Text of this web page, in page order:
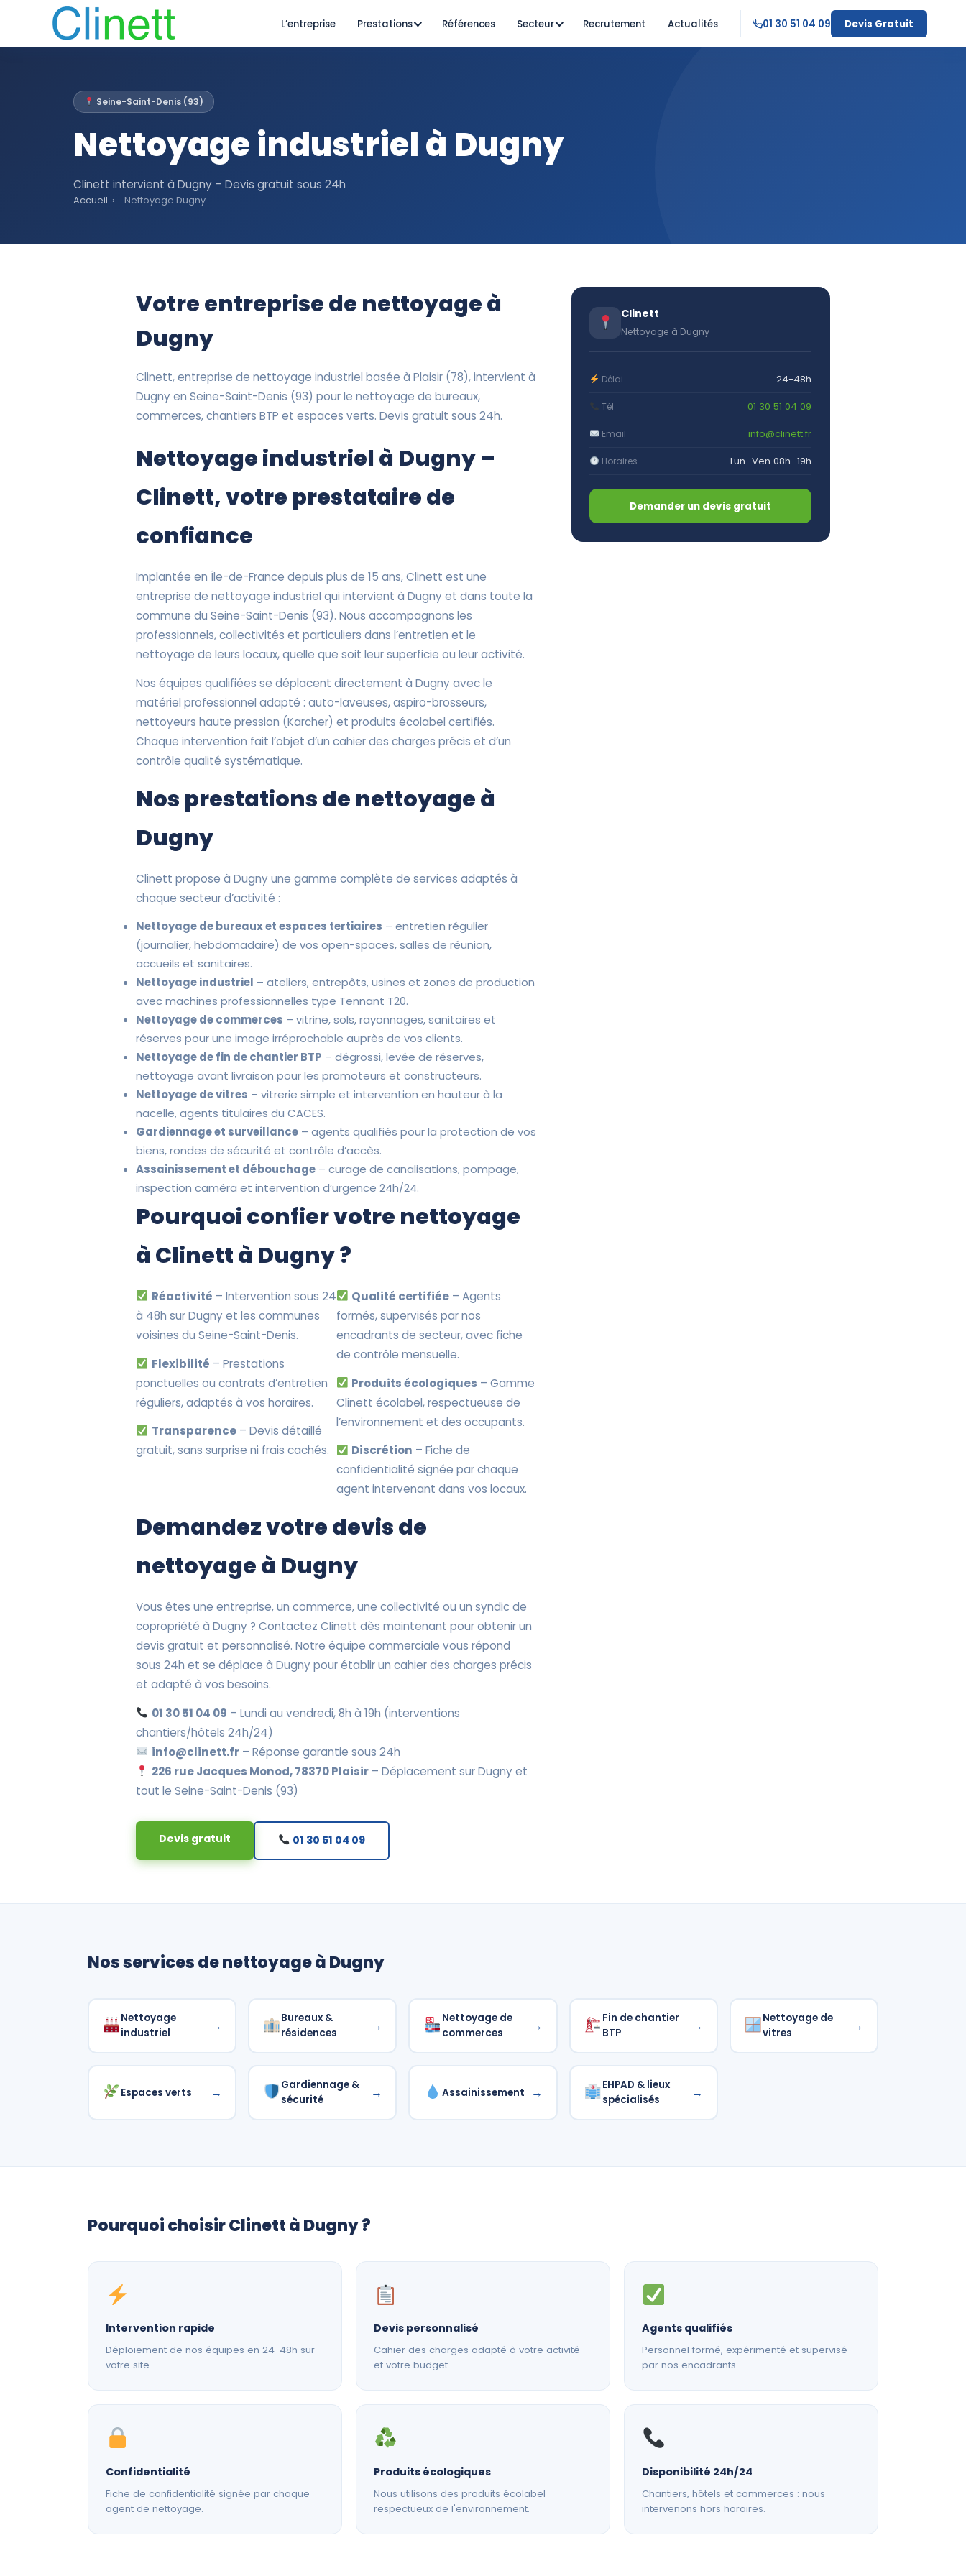
L’entreprise Prestations Références Secteur Recrutement Actualités 01 30 51 04 09 Devis Gratuit
Seine-Saint-Denis (93)
Nettoyage industriel à Dugny
Clinett intervient à Dugny – Devis gratuit sous 24h
Accueil › Nettoyage Dugny
Votre entreprise de nettoyage à
Dugny
Clinett, entreprise de nettoyage industriel basée à Plaisir (78), intervient à
Dugny en Seine-Saint-Denis (93) pour le nettoyage de bureaux,
commerces, chantiers BTP et espaces verts. Devis gratuit sous 24h.
Nettoyage industriel à Dugny –
Clinett, votre prestataire de
confiance
Implantée en Île-de-France depuis plus de 15 ans, Clinett est une
entreprise de nettoyage industriel qui intervient à Dugny et dans toute la
commune du Seine-Saint-Denis (93). Nous accompagnons les
professionnels, collectivités et particuliers dans l’entretien et le
nettoyage de leurs locaux, quelle que soit leur superficie ou leur activité.
Nos équipes qualifiées se déplacent directement à Dugny avec le
matériel professionnel adapté : auto-laveuses, aspiro-brosseurs,
nettoyeurs haute pression (Karcher) et produits écolabel certifiés.
Chaque intervention fait l’objet d’un cahier des charges précis et d’un
contrôle qualité systématique.
Nos prestations de nettoyage à
Dugny
Clinett propose à Dugny une gamme complète de services adaptés à
chaque secteur d’activité :
Nettoyage de bureaux et espaces tertiaires – entretien régulier
(journalier, hebdomadaire) de vos open-spaces, salles de réunion,
accueils et sanitaires.
Nettoyage industriel – ateliers, entrepôts, usines et zones de production
avec machines professionnelles type Tennant T20.
Nettoyage de commerces – vitrine, sols, rayonnages, sanitaires et
réserves pour une image irréprochable auprès de vos clients.
Nettoyage de fin de chantier BTP – dégrossi, levée de réserves,
nettoyage avant livraison pour les promoteurs et constructeurs.
Nettoyage de vitres – vitrerie simple et intervention en hauteur à la
nacelle, agents titulaires du CACES.
Gardiennage et surveillance – agents qualifiés pour la protection de vos
biens, rondes de sécurité et contrôle d’accès.
Assainissement et débouchage – curage de canalisations, pompage,
inspection caméra et intervention d’urgence 24h/24.
Pourquoi confier votre nettoyage
à Clinett à Dugny ?
Réactivité – Intervention sous 24
à 48h sur Dugny et les communes
voisines du Seine-Saint-Denis.
Flexibilité – Prestations
ponctuelles ou contrats d’entretien
réguliers, adaptés à vos horaires.
Transparence– Devis détaillé
gratuit, sans surprise ni frais cachés.
Qualité certifiée – Agents
formés, supervisés par nos
encadrants de secteur, avec fiche
de contrôle mensuelle.
Produits écologiques – Gamme
Clinett écolabel, respectueuse de
l’environnement et des occupants.
Discrétion – Fiche de
confidentialité signée par chaque
agent intervenant dans vos locaux.
Demandez votre devis de
nettoyage à Dugny
Vous êtes une entreprise, un commerce, une collectivité ou un syndic de
copropriété à Dugny ? Contactez Clinett dès maintenant pour obtenir un
devis gratuit et personnalisé. Notre équipe commerciale vous répond
sous 24h et se déplace à Dugny pour établir un cahier des charges précis
et adapté à vos besoins.
01 30 51 04 09 – Lundi au vendredi, 8h à 19h (interventions
chantiers/hôtels 24h/24)
info@clinett.fr– Réponse garantie sous 24h
226 rue Jacques Monod, 78370 Plaisir– Déplacement sur Dugny et
tout le Seine-Saint-Denis (93)
Devis gratuit 01 30 51 04 09
Clinett
Nettoyage à Dugny
Délai 24-48h
Tél 01 30 51 04 09
Email info@clinett.fr
Horaires Lun–Ven 08h–19h
Demander un devis gratuit
Nos services de nettoyage à Dugny
Nettoyage
industriel
→
Bureaux &
résidences
→
Nettoyage de
commerces
→
Fin de chantier
BTP
→
Nettoyage de
vitres
→
Espaces verts →
Gardiennage &
sécurité
→ Assainissement →
EHPAD & lieux
spécialisés
→
Pourquoi choisir Clinett à Dugny ?
Intervention rapide
Déploiement de nos équipes en 24-48h sur
votre site.
Devis personnalisé
Cahier des charges adapté à votre activité
et votre budget.
Agents qualifiés
Personnel formé, expérimenté et supervisé
par nos encadrants.
Confidentialité
Fiche de confidentialité signée par chaque
agent de nettoyage.
Produits écologiques
Nous utilisons des produits écolabel
respectueux de l'environnement.
Disponibilité 24h/24
Chantiers, hôtels et commerces : nous
intervenons hors horaires.